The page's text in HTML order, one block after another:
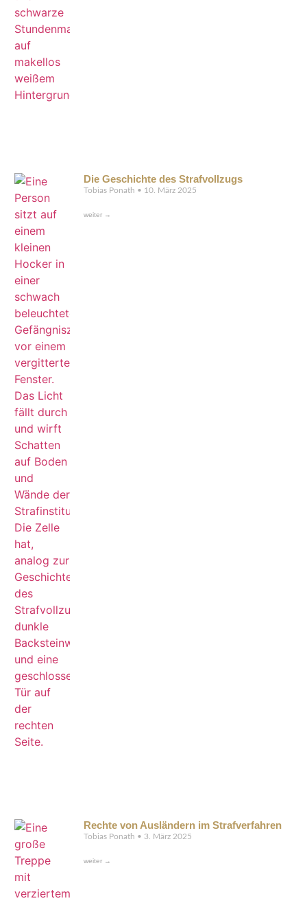
Die Geschichte des Strafvollzugs
Tobias Ponath 10. März 2025
weiter →
Rechte von Ausländern im Strafverfahren
Tobias Ponath 3. März 2025
weiter →